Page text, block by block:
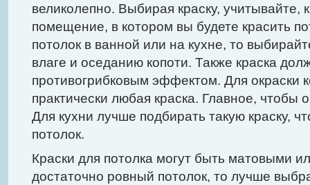
великолепно. Выбирая краску, учитывайте,
помещение, в котором вы будете красить
потолок в ванной или на кухне, то
влаге и оседанию копоти. Также краска
противогрибковым эффектом. Для окраски
практически любая краска. Главное, чтобы
Для кухни лучше подбирать такую краску,
потолок.
Краски для потолка могут быть матовыми
достаточно ровный потолок, то лучше